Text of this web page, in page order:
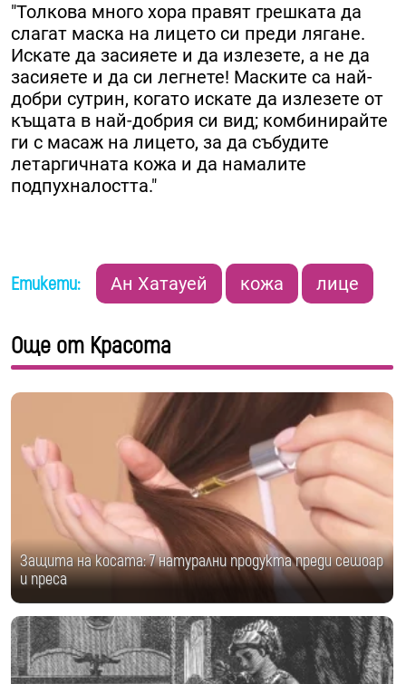
"Толкова много хора правят грешката да
слагат маска на лицето си преди лягане.
Искате да засияете и да излезете, а не да
засияете и да си легнете! Маските са най-
добри сутрин, когато искате да излезете от
къщата в най-добрия си вид; комбинирайте
ги с масаж на лицето, за да събудите
летаргичната кожа и да намалите
подпухналостта."
Етикети: Ан Хатауей кожа лице
Още от Красота
Защита на косата: 7 натурални продукта преди сешоар
и преса